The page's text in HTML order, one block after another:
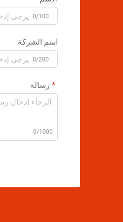
0/100
اسم الشركة
0/200
رسالة
0/1000